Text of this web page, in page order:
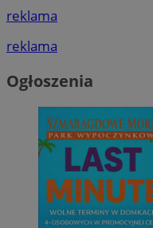
reklama
reklama
Ogłoszenia